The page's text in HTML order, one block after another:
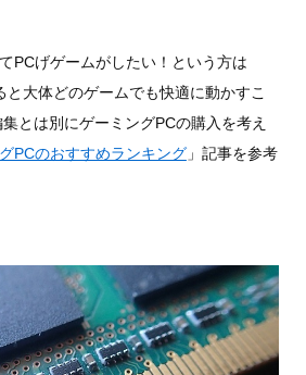
PCげゲームがしたい！という方は
と大体どのゲームでも快適に動かすこ
とは別にゲーミングPCの購入を考え
PCのおすすめランキング」記事を参考